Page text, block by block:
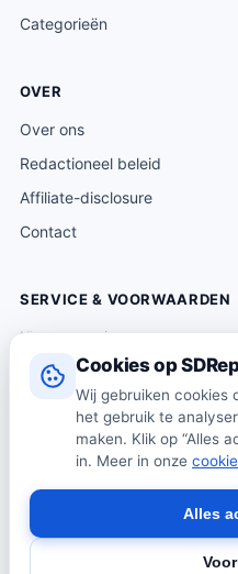
Cookies op
Wij gebruiken cookies
het gebruik te
maken. Klik op “Alles
in. Meer in onze
Alles
Categorieën
OVER
Over ons
Redactioneel beleid
Affiliate-disclosure
Contact
SERVICE & VOORWAARDEN
Klantenservice
Verzending & levering
Retourneren
Algemene voorwaarden